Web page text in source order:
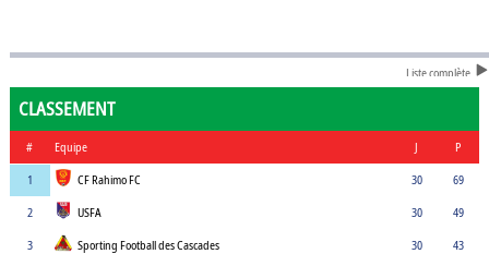
Liste complète
CLASSEMENT
# Equipe J
P
1
CF Rahimo FC 30
69
2
USFA 30
49
3
Sporting Football des Cascades 30
43